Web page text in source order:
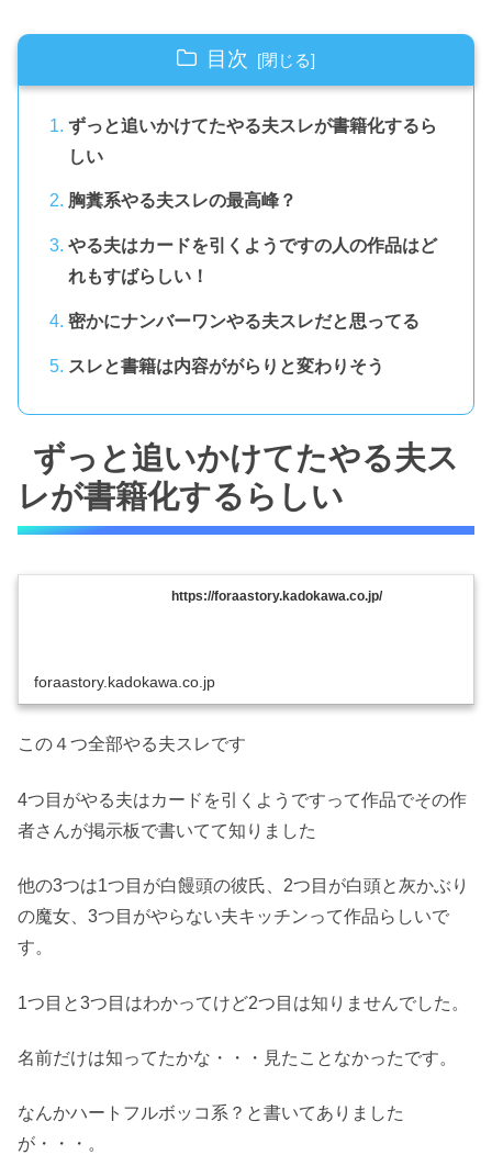
目次
ずっと追いかけてたやる夫スレが書籍化するら
しい
胸糞系やる夫スレの最高峰？
やる夫はカードを引くようですの人の作品はど
れもすばらしい！
密かにナンバーワンやる夫スレだと思ってる
スレと書籍は内容ががらりと変わりそう
ずっと追いかけてたやる夫ス
レが書籍化するらしい
https://foraastory.kadokawa.co.jp/
foraastory.kadokawa.co.jp
この４つ全部やる夫スレです
4つ目がやる夫はカードを引くようですって作品でその作
者さんが掲示板で書いてて知りました
他の3つは1つ目が白饅頭の彼氏、2つ目が白頭と灰かぶり
の魔女、3つ目がやらない夫キッチンって作品らしいで
す。
1つ目と3つ目はわかってけど2つ目は知りませんでした。
名前だけは知ってたかな・・・見たことなかったです。
なんかハートフルボッコ系？と書いてありました
が・・・。